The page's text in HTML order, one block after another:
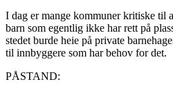
I dag er mange kommuner kritiske til
barn som egentlig ikke har rett på
stedet burde heie på private
til innbyggere som har behov for det.
PÅSTAND: